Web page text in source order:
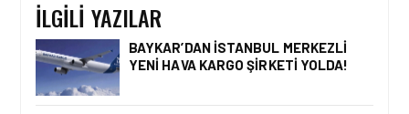
İLGILI YAZILAR
BAYKAR’DAN İSTANBUL MERKEZLI
YENI HAVA KARGO ŞIRKETI YOLDA!